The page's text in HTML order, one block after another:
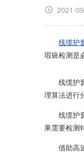
2021-
线缆护
瑕疵检测是
线缆护套
理算法进行
线缆护套
果需要检测
借助高速